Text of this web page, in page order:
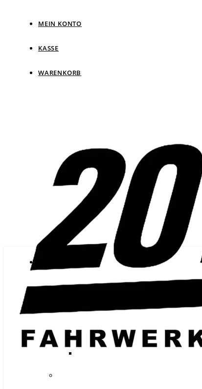
MEIN KONTO
KASSE
WARENKORB